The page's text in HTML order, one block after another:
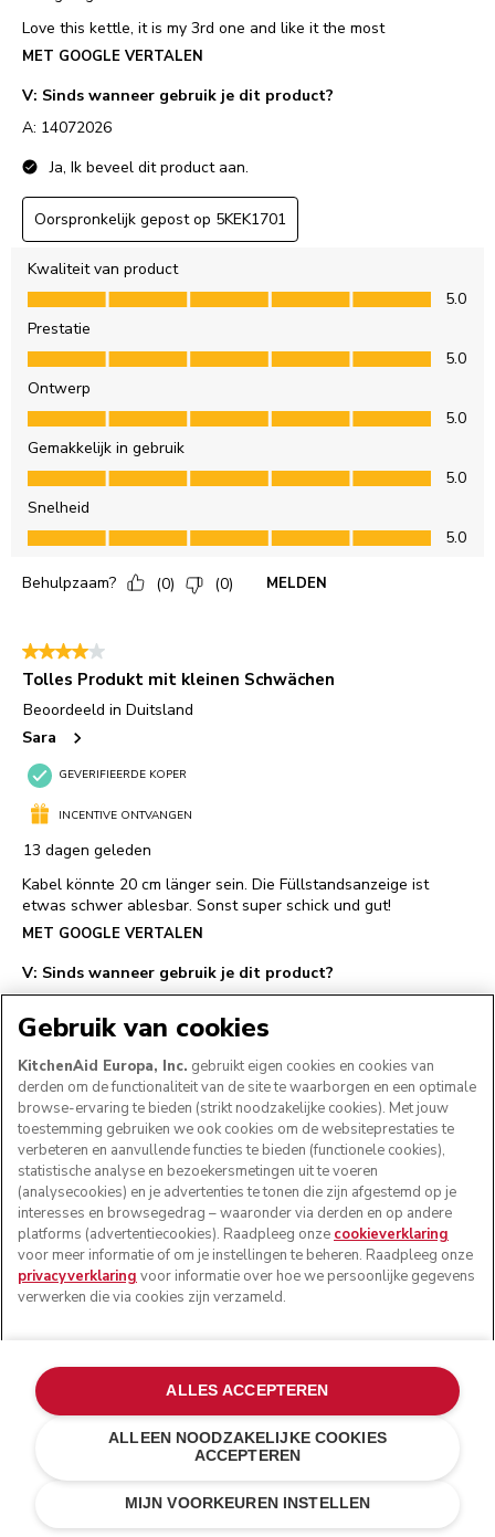
Kosten besparen€ 49,75
Gebruik van cookies
KitchenAid Europa, Inc. gebruikt eigen cookies en cookies van
derden om de functionaliteit van de site te waarborgen en een optimale
browse-ervaring te bieden (strikt noodzakelijke cookies). Met jouw
toestemming gebruiken we ook cookies om de websiteprestaties te
verbeteren en aanvullende functies te bieden (functionele cookies),
statistische analyse en bezoekersmetingen uit te voeren
(analysecookies) en je advertenties te tonen die zijn afgestemd op je
interesses en browsegedrag – waaronder via derden en op andere
platforms (advertentiecookies). Raadpleeg onze cookieverklaring
voor meer informatie of om je instellingen te beheren. Raadpleeg onze
privacyverklaring voor informatie over hoe we persoonlijke gegevens
verwerken die via cookies zijn verzameld.
MIJN VOORKEUREN INSTELLEN
ALLEEN NOODZAKELIJKE COOKIES
ACCEPTEREN
ALLES ACCEPTEREN